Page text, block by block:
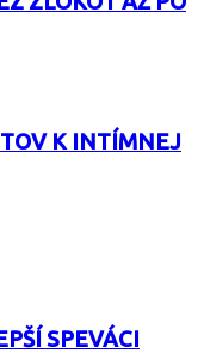
K INTÍMNEJ
SPEVÁCI